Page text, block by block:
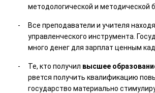
методологической и методической
Все преподаватели и учителя
управленческого инструмента.
много денег для зарплат ценным
Те, кто получил высшее
рвется получить квалификацию
государство материально